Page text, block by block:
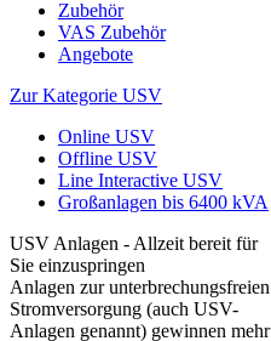
Zubehör
VAS Zubehör
Angebote
Zur Kategorie USV
Online USV
Offline USV
Line Interactive USV
Großanlagen bis 6400 kVA
USV Anlagen - Allzeit bereit für
Sie einzuspringen
Anlagen zur unterbrechungsfreien
Stromversorgung (auch USV-
Anlagen genannt) gewinnen mehr